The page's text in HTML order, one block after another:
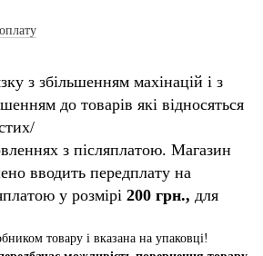
з збільшенням махінацій і з
до товарів які відносяться
з післяплатою. Магазин
вводить передплату на
у розмірі 200 грн., для
товару і вказана на упаковці!